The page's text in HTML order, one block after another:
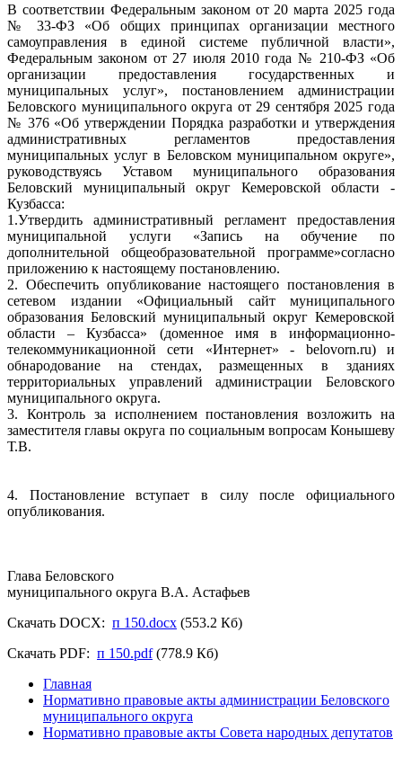
В соответствии Федеральным законом от 20 марта 2025 года
№ 33-ФЗ «Об общих принципах организации местного
самоуправления в единой системе публичной власти»,
Федеральным законом от 27 июля 2010 года № 210-ФЗ «Об
организации предоставления государственных и
муниципальных услуг», постановлением администрации
Беловского муниципального округа от 29 сентября 2025 года
№ 376 «Об утверждении Порядка разработки и утверждения
административных регламентов предоставления
муниципальных услуг в Беловском муниципальном округе»,
руководствуясь Уставом муниципального образования
Беловский муниципальный округ Кемеровской области -
Кузбасса:
1.Утвердить административный регламент предоставления
муниципальной услуги «Запись на обучение по
дополнительной общеобразовательной программе»согласно
приложению к настоящему постановлению.
2. Обеспечить опубликование настоящего постановления в
сетевом издании «Официальный сайт муниципального
образования Беловский муниципальный округ Кемеровской
области – Кузбасса» (доменное имя в информационно-
телекоммуникационной сети «Интернет» - belovorn.ru) и
обнародование на стендах, размещенных в зданиях
территориальных управлений администрации Беловского
муниципального округа.
3. Контроль за исполнением постановления возложить на
заместителя главы округа по социальным вопросам Конышеву
Т.В.
4. Постановление вступает в силу после официального
опубликования.
Глава Беловского
муниципального округа В.А. Астафьев
Скачать DOCX: п 150.docx (553.2 Кб)
Скачать PDF: п 150.pdf(778.9 Кб)
Главная
Нормативно правовые акты администрации Беловского
муниципального округа
Нормативно правовые акты Совета народных депутатов